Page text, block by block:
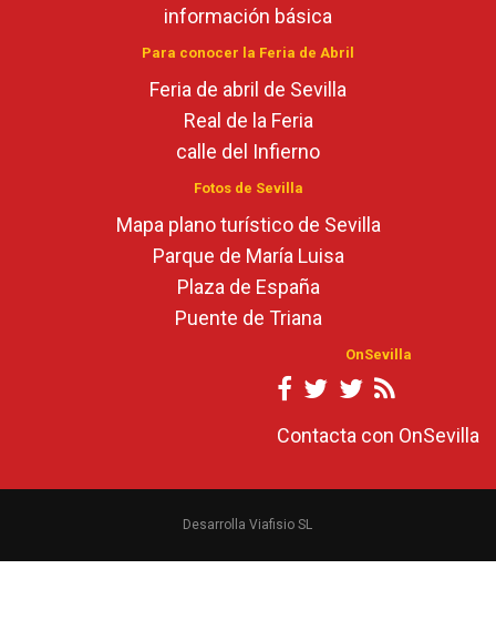
información básica
Para conocer la Feria de Abril
Feria de abril de Sevilla
Real de la Feria
calle del Infierno
Fotos de Sevilla
Mapa plano turístico de Sevilla
Parque de María Luisa
Plaza de España
Puente de Triana
OnSevilla
Contacta con OnSevilla
Desarrolla Viafisio SL